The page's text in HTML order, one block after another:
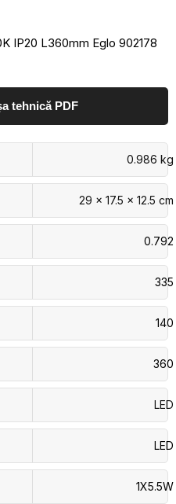
IP20 L360mm Eglo 902178
tehnică PDF
0.986 kg
29 × 17.5 × 12.5 cm
0.792
335
140
360
LED
LED
1X5.5W